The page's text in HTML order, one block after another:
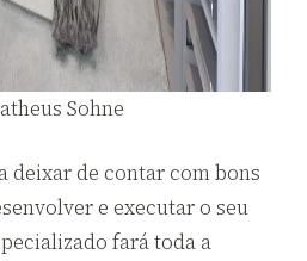
Sohne
deixar de contar com bons
e executar o seu
fará toda a